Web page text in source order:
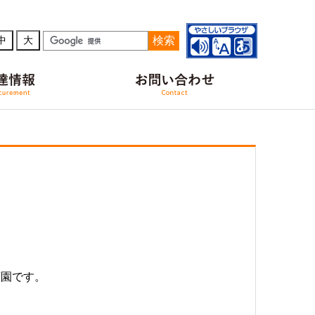
大 検索
です。